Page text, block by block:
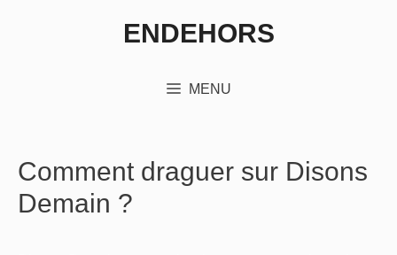
ENDEHORS
MENU
Comment draguer sur Disons
Demain ?